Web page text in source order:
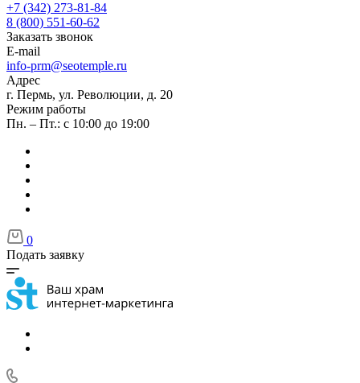
+7 (342) 273-81-84
8 (800) 551-60-62
Заказать звонок
E-mail
info-prm@seotemple.ru
Адрес
г. Пермь, ул. Революции, д. 20
Режим работы
Пн. – Пт.: с 10:00 до 19:00
0
Подать заявку